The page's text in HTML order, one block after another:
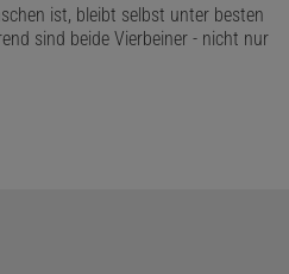
ist, bleibt selbst unter besten
sind beide Vierbeiner - nicht nur